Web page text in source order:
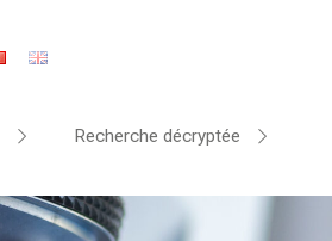
Recherche décryptée